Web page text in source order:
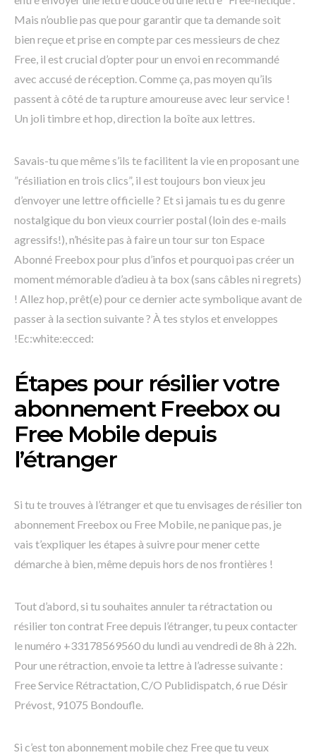
Mais n’oublie pas que pour garantir que ta demande soit
bien reçue et prise en compte par ces messieurs de chez
Free, il est crucial d’opter pour un envoi en recommandé
avec accusé de réception. Comme ça, pas moyen qu’ils
passent à côté de ta rupture amoureuse avec leur service !
Un joli timbre et hop, direction la boîte aux lettres.
Savais-tu que même s’ils te facilitent la vie en proposant une
”résiliation en trois clics”, il est toujours bon vieux jeu
d’envoyer une lettre officielle ? Et si jamais tu es du genre
nostalgique du bon vieux courrier postal (loin des e-mails
agressifs!), n’hésite pas à faire un tour sur ton Espace
Abonné Freebox pour plus d’infos et pourquoi pas créer un
moment mémorable d’adieu à ta box (sans câbles ni regrets)
! Allez hop, prêt(e) pour ce dernier acte symbolique avant de
passer à la section suivante ? À tes stylos et enveloppes
!Ec:white:ecced:
Étapes pour résilier votre
abonnement Freebox ou
Free Mobile depuis
l’étranger
Si tu te trouves à l’étranger et que tu envisages de résilier ton
abonnement Freebox ou Free Mobile, ne panique pas, je
vais t’expliquer les étapes à suivre pour mener cette
démarche à bien, même depuis hors de nos frontières !
Tout d’abord, si tu souhaites annuler ta rétractation ou
résilier ton contrat Free depuis l’étranger, tu peux contacter
le numéro +33178569560 du lundi au vendredi de 8h à 22h.
Pour une rétraction, envoie ta lettre à l’adresse suivante :
Free Service Rétractation, C/O Publidispatch, 6 rue Désir
Prévost, 91075 Bondoufle.
Si c’est ton abonnement mobile chez Free que tu veux